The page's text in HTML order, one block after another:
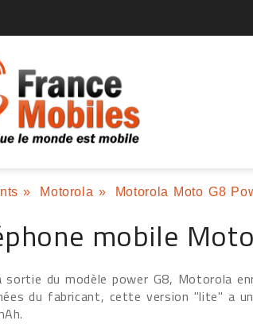
» Motorola » Motorola Moto G8
mobile
sortie du modèle power G8, Motorola
du fabricant, cette version "lite" a